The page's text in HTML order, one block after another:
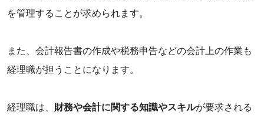
を管理することが求められます。
また、会計報告書の作成や税務申告などの会計上の作業も
経理職が担うことになります。
経理職は、 財務や会計に関する知識やスキルが要求される